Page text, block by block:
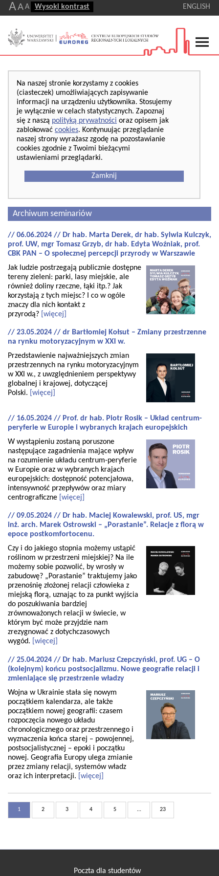
AA A Wysoki kontrast ENGLISH
Na naszej stronie korzystamy z cookies
(ciasteczek) umożliwiających zapisywanie
informacji na urządzeniu użytkownika. Stosujemy
je wyłącznie w celach statystycznych. Zapoznaj
się z naszą polityką prywatności oraz opisem jak
zablokować cookies. Kontynuując przeglądanie
naszej strony wyrażasz zgodę na pozostawianie
cookies zgodnie z Twoimi bieżącymi
ustawieniami przeglądarki.
Zamknij
Archiwum seminariów
// 06.06.2024 // Dr hab. Marta Derek, dr hab. Sylwia Kulczyk,
prof. UW, mgr Tomasz Grzyb, dr hab. Edyta Woźniak, prof.
CBK PAN – O społecznej percepcji przyrody w Warszawie
Jak ludzie postrzegają publicznie dostępne
tereny zieleni: parki, lasy miejskie, ale
również doliny rzeczne, łąki itp.? Jak
korzystają z tych miejsc? I co w ogóle
znaczy dla nich kontakt z
przyrodą? [więcej]
// 23.05.2024 // dr Bartłomiej Kołsut – Zmiany przestrzenne
na rynku motoryzacyjnym w XXI w.
Przedstawienie najważniejszych zmian
przestrzennych na rynku motoryzacyjnym
w XXI w., z uwzględnieniem perspektywy
globalnej i krajowej, dotyczącej
Polski.
[więcej]
// 16.05.2024 // Prof. dr hab. Piotr Rosik – Układ centrum-
peryferie w Europie i wybranych krajach europejskich
W wystąpieniu zostaną poruszone
następujące zagadnienia mające wpływ
na rozumienie układu centrum-peryferie
w Europie oraz w wybranych krajach
europejskich: dostępność potencjałowa,
intensywność przepływów oraz miary
centrograficzne [więcej]
// 09.05.2024 // Dr hab. Maciej Kowalewski, prof. US, mgr
inż. arch. Marek Ostrowski – „Porastanie”. Relacje z florą w
epoce postkomfortocenu.
Czy i do jakiego stopnia możemy ustąpić
roślinom w przestrzeni miejskiej? Na ile
możemy sobie pozwolić, by wrosły w
zabudowę? „Porastanie” traktujemy jako
przenośnię złożonej relacji człowieka z
miejską florą, uznając to za punkt wyjścia
do poszukiwania bardziej
zrównoważonych relacji w świecie, w
którym być może przyjdzie nam
zrezygnować z dotychczasowych
wygód.
[więcej]
// 25.04.2024 // Dr hab. Mariusz Czepczyński, prof. UG – O
(kolejnym) końcu postsocjalizmu. Nowe geografie relacji i
zmieniające się przestrzenie władzy
Wojna w Ukrainie stała się nowym
początkiem kalendarza, ale także
początkiem nowej geografii: czasem
rozpoczęcia nowego układu
chronologicznego oraz przestrzennego i
wyznaczenia końca starej – powojennej,
postsocjalistycznej – epoki i początku
nowej. Geografia Europy ulega zmianie
przez zmiany relacji, systemów władz
oraz ich interpretacji.
[więcej]
1 2 3 4 5 ... 23
Poczta dla studentów